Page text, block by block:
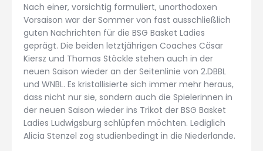
Nach einer, vorsichtig formuliert, unorthodoxen
Vorsaison war der Sommer von fast ausschließlich
guten Nachrichten für die BSG Basket Ladies
geprägt. Die beiden letztjährigen Coaches Cäsar
Kiersz und Thomas Stöckle stehen auch in der
neuen Saison wieder an der Seitenlinie von 2.DBBL
und WNBL. Es kristallisierte sich immer mehr heraus,
dass nicht nur sie, sondern auch die Spielerinnen in
der neuen Saison wieder ins Trikot der BSG Basket
Ladies Ludwigsburg schlüpfen möchten. Lediglich
Alicia Stenzel zog studienbedingt in die Niederlande.